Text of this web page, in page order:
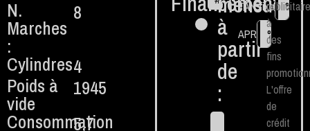
N.
Marches
:
8
Cylindres4
Poids à
vide
1945
Consommation
5,7
€
à
partir
de
:
TAN fixe
%
APR
%
publicitaire
à
des
fins
L'offre
de
crédit